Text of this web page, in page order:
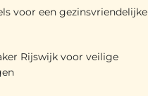
voor een gezinsvriendelijke
Rijswijk voor veilige